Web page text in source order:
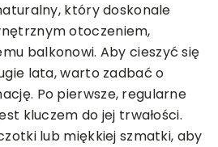
który doskonale
otoczeniem,
balkonowi. Aby cieszyć się
lata, warto zadbać o
Po pierwsze, regularne
kluczem do jej trwałości.
lub miękkiej szmatki, aby